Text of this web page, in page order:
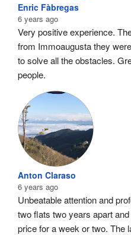
Enric Fàbregas
6 years ago
Very positive experience.
from Immoaugusta they
to solve all the obstacles.
people.
Anton Claraso
6 years ago
Unbeatable attention and
two flats two years apart
price for a week or two. The